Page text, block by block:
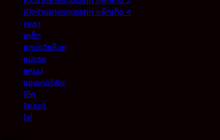
เปิดร้านยางรถบรรทุก แพ็กเก็จ 4
เพลา
เหล็ก
แกนทวิชล็อค
แม่แรง
แหนบ
แองเคอร์พิน
โช๊ค
โรเลอร์
ไฟ